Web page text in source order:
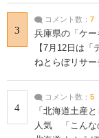
3
コメント数： 7
兵庫県の「ケ
【7月12日は
ねとらぼリサー
4
コメント数： 5
「北海道土産
人気 「こんな